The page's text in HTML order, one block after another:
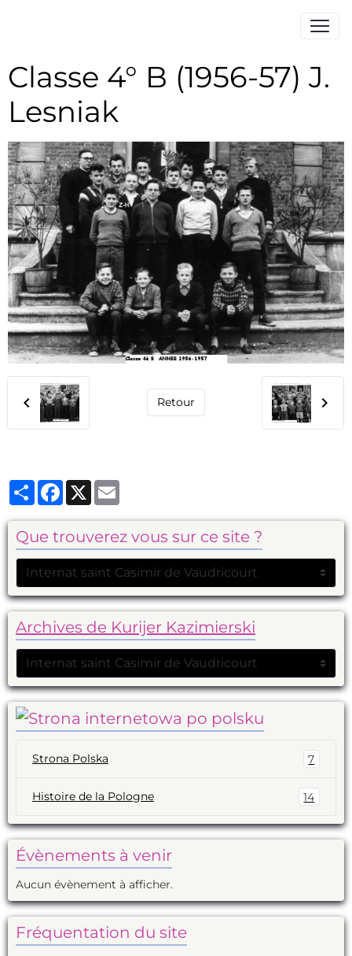
Classe 4° B (1956-57) J.
Lesniak
Retour
PartagerFacebook
X
Que trouverez vous sur ce site ?
Archives de Kurijer Kazimierski
Strona Polska 7
Histoire de la Pologne 14
Évènements à venir
Aucun évènement à afficher.
Fréquentation du site